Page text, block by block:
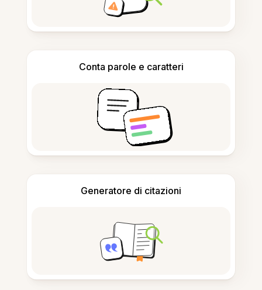
Conta parole e caratteri
Generatore di citazioni